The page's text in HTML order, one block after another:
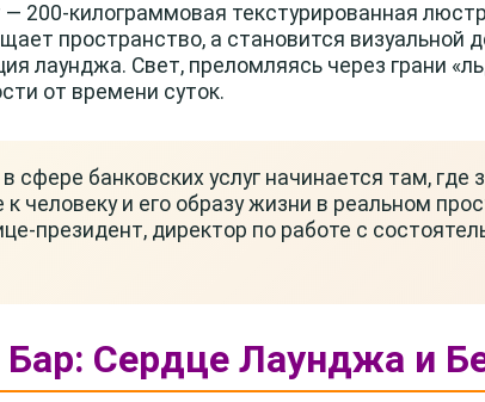
200-килограммовая текстурированная
пространство, а становится визуальной
лаунджа. Свет, преломляясь через грани
от времени суток.
сфере банковских услуг начинается там, где
человеку и его образу жизни в реальном
президент, директор по работе с
Бар: Сердце Лаунджа и